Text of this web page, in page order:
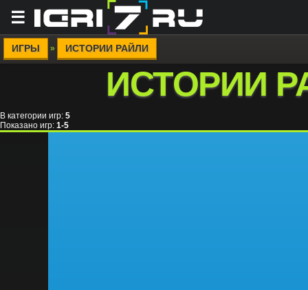
☰
ИГРЫ » ИСТОРИИ РАЙЛИ
ИСТОРИИ
В категории игр: 5
Показано игр: 1-5